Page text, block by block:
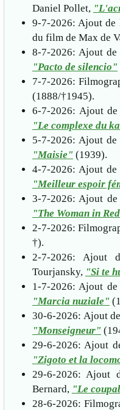
Daniel Pollet,
9-7-2026: Ajout de
du film de Max de
8-7-2026: Ajout
"Pacto de silencio"
7-7-2026:
(1888/†1945).
6-7-2026: Ajout
"Le complexe du
5-7-2026: Ajout
"Maisie"(1939).
4-7-2026: Ajout
"Meilleur espoir
3-7-2026: Ajout
"The Woman in
2-7-2026:
†).
2-7-2026: Ajout
Tourjansky, "Si te
1-7-2026: Ajout
"Marcia nuziale"
30-6-2026: Ajout
"Monseigneur"
29-6-2026: Ajout
"Zigoto et la
29-6-2026: Ajout
Bernard, "Le
28-6-2026: